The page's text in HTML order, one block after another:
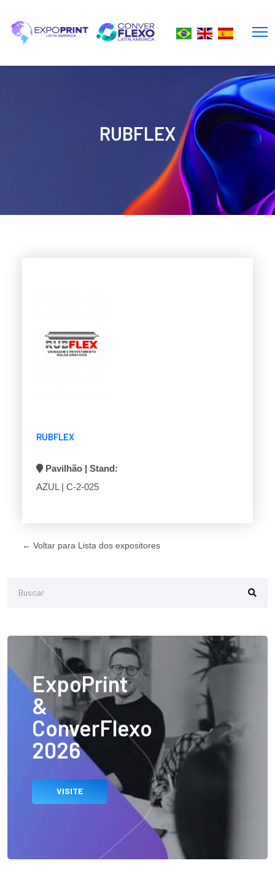
RUBFLEX
RUBFLEX
Pavilhão | Stand:
AZUL | C-2-025
← Voltar para Lista dos expositores
ExpoPrint
&
ConverFlexo
2026
VISITE